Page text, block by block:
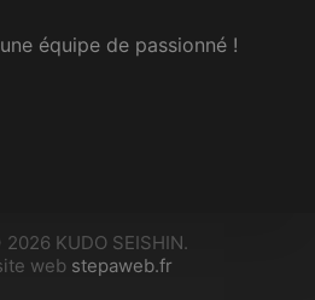
équipe de passionné !
KUDO SEISHIN.
web stepaweb.fr